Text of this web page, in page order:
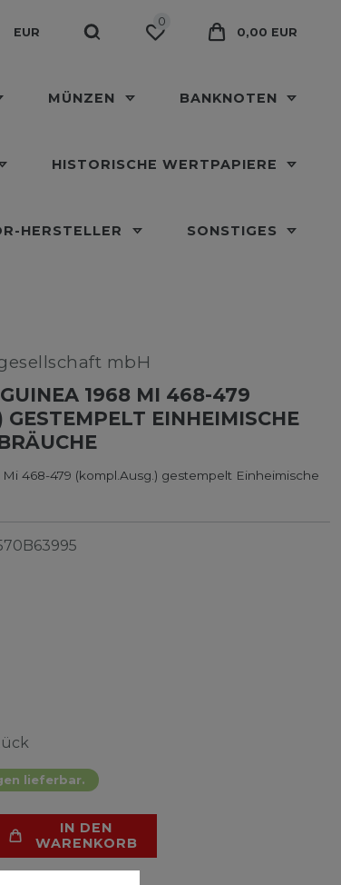
EUR
0
0,00 EUR
MÜNZEN BANKNOTEN
HISTORISCHE WERTPAPIERE
HERSTELLER SONSTIGES
mbH
1968 MI 468-479
EINHEIMISCHE
468-479 (kompl.Ausg.) gestempelt Einheimische
lieferbar.
IN DEN
WARENKORB